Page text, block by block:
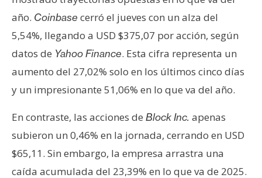
R
e
u
r
s
s
C
o
año. Coinbase cerró el jueves con un alza del
5,54%, llegando a USD $375,07 por acción, según
datos de Yahoo Finance. Esta cifra representa un
aumento del 27,02% solo en los últimos cinco días
y un impresionante 51,06% en lo que va del año.
En contraste, las acciones de Block Inc. apenas
subieron un 0,46% en la jornada, cerrando en USD
$65,11. Sin embargo, la empresa arrastra una
caída acumulada del 23,39% en lo que va de 2025.